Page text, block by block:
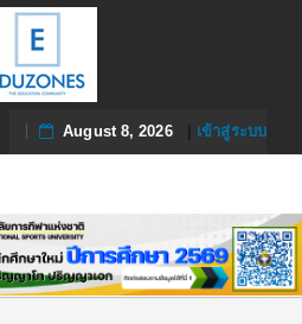
August 8, 2026| เข้าสู่ระบบ